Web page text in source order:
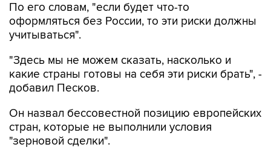
По его словам, "если будет что-то
оформляться без России, то эти риски должны
учитываться".
"Здесь мы не можем сказать, насколько и
какие страны готовы на себя эти риски брать", -
добавил Песков.
Он назвал бессовестной позицию европейских
стран, которые не выполнили условия
"зерновой сделки".